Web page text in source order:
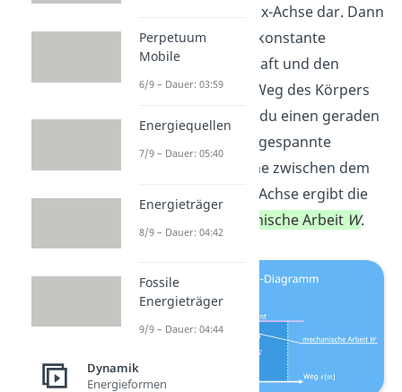
stellst du mit der x-Achse dar. Dann
zeichnest du die konstante
aufgewendete Kraft und den
zurückgelegten Weg des Körpers
ein. Nun erhältst du einen geraden
Graphen. Die aufgespannte
rechteckige Fläche zwischen dem
Graph und der x-Achse ergibt die
mechanische Arbeit W.
Perpetuum
Mobile
6/9 – Dauer: 03:59
Energiequellen
7/9 – Dauer: 05:40
Energieträger
8/9 – Dauer: 04:42
Fossile
Energieträger
9/9 – Dauer: 04:44
Dynamik
Energieformen